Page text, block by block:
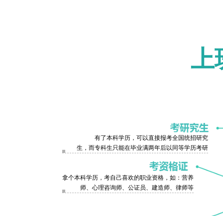
上
有了本科学历，可以直接报考全国统招研究
生，而专科生只能在毕业满两年后以同等学历考研
拿个本科学历，考自己喜欢的职业资格，如：营养
师、心理咨询师、公证员、建造师、律师等